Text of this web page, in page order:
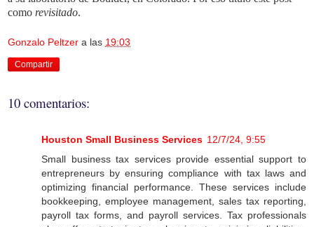
como revisitado.
Gonzalo Peltzer a las 19:03
Compartir
10 comentarios:
Houston Small Business Services 12/7/24, 9:55
Small business tax services provide essential support to
entrepreneurs by ensuring compliance with tax laws and
optimizing financial performance. These services include
bookkeeping, employee management, sales tax reporting,
payroll tax forms, and payroll services. Tax professionals